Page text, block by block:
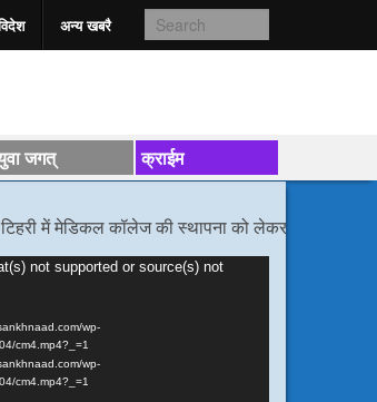
अन्य खबरै
जगत्
क्राईम
कॉलेज की स्थापना को लेकर हुई वार्ता/*/
not supported or source(s) not
wp-
cm4.mp4?_=1
wp-
cm4.mp4?_=1